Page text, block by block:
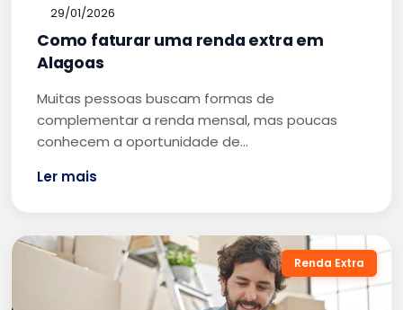
29/01/2026
Como faturar uma renda extra em
Alagoas
Muitas pessoas buscam formas de
complementar a renda mensal, mas poucas
conhecem a oportunidade de…
Ler mais
Renda Extra